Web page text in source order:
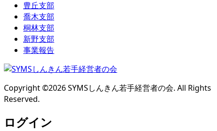
豊丘支部
喬木支部
桐林支部
新野支部
事業報告
Copyright ©2026SYMSしんきん若手経営者の会. All Rights
Reserved.
ログイン